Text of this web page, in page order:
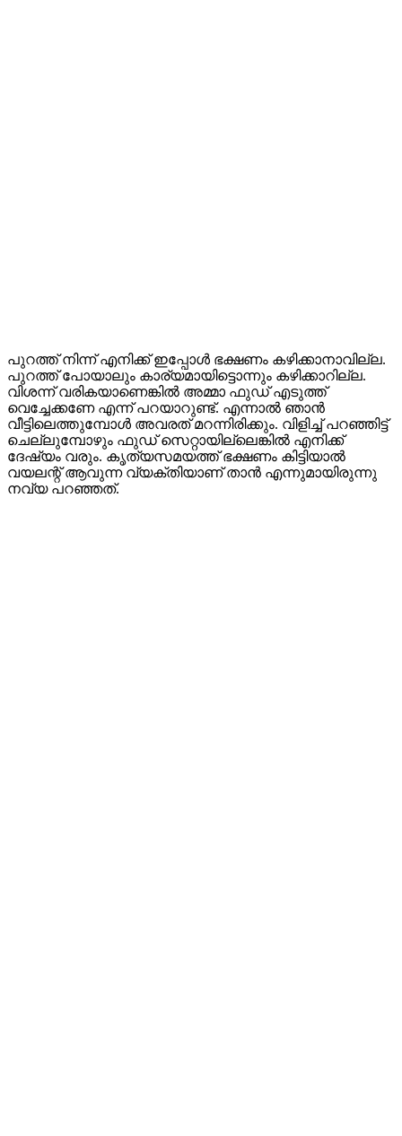
പുറത്ത് നിന്ന് എനിക്ക് ഇപ്പോള്‍ ഭക്ഷണം കഴിക്കാനാവില്ല.
പുറത്ത് പോയാലും കാര്യമായിട്ടൊന്നും കഴിക്കാറില്ല.
വിശന്ന് വരികയാണെങ്കില്‍ അമ്മാ ഫുഡ് എടുത്ത്
വെച്ചേക്കണേ എന്ന് പറയാറുണ്ട്. എന്നാല്‍ ഞാന്‍
വീട്ടിലെത്തുമ്പോള്‍ അവരത് മറന്നിരിക്കും. വിളിച്ച് പറഞ്ഞിട്ട്
ചെല്ലുമ്പോഴും ഫുഡ് സെറ്റായില്ലെങ്കില്‍ എനിക്ക്
ദേഷ്യം വരും. കൃത്യസമയത്ത് ഭക്ഷണം കിട്ടിയാല്‍
വയലന്റ് ആവുന്ന വ്യക്തിയാണ് താന്‍ എന്നുമായിരുന്നു
നവ്യ പറഞ്ഞത്.